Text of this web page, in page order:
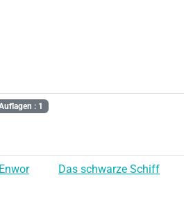
: 1
Das schwarze Schiff